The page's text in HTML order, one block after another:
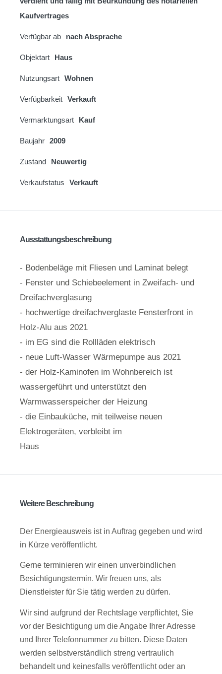
Kaufvertrages
Verfügbar ab nach Absprache
Objektart Haus
Nutzungsart Wohnen
Verfügbarkeit Verkauft
Vermarktungsart Kauf
Baujahr 2009
Zustand Neuwertig
Verkaufstatus Verkauft
Ausstattungsbeschreibung
- Bodenbeläge mit Fliesen und Laminat belegt
- Fenster und Schiebeelement in Zweifach- und
Dreifachverglasung
- hochwertige dreifachverglaste Fensterfront in
Holz-Alu aus 2021
- im EG sind die Rollläden elektrisch
- neue Luft-Wasser Wärmepumpe aus 2021
- der Holz-Kaminofen im Wohnbereich ist
wassergeführt und unterstützt den
Warmwasserspeicher der Heizung
- die Einbauküche, mit teilweise neuen
Elektrogeräten, verbleibt im
Haus
Weitere Beschreibung
Der Energieausweis ist in Auftrag gegeben und wird
in Kürze veröffentlicht.
Gerne terminieren wir einen unverbindlichen
Besichtigungstermin. Wir freuen uns, als
Dienstleister für Sie tätig werden zu dürfen.
Wir sind aufgrund der Rechtslage verpflichtet, Sie
vor der Besichtigung um die Angabe Ihrer Adresse
und Ihrer Telefonnummer zu bitten. Diese Daten
werden selbstverständlich streng vertraulich
behandelt und keinesfalls veröffentlicht oder an